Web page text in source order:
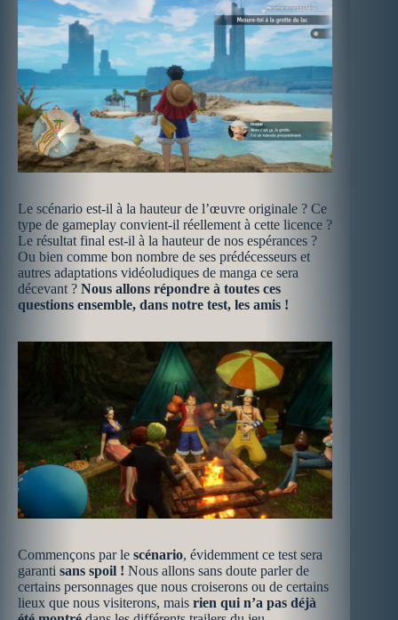
Le scénario est-il à la hauteur de l’œuvre originale ? Ce
type de gameplay convient-il réellement à cette licence ?
Le résultat final est-il à la hauteur de nos espérances ?
Ou bien comme bon nombre de ses prédécesseurs et
autres adaptations vidéoludiques de manga ce sera
décevant ? Nous allons répondre à toutes ces
questions ensemble, dans notre test, les amis !
Commençons par le scénario, évidemment ce test sera
garanti sans spoil ! Nous allons sans doute parler de
certains personnages que nous croiserons ou de certains
lieux que nous visiterons, mais rien qui n’a pas déjà